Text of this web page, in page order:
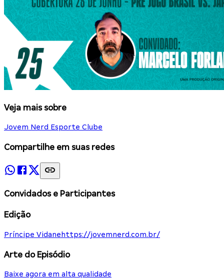
Veja mais sobre
Jovem Nerd Esporte Clube
Compartilhe em suas redes
Convidados e Participantes
Edição
Príncipe Vidane https://jovemnerd.com.br/
Arte do Episódio
Baixe agora em alta qualidade